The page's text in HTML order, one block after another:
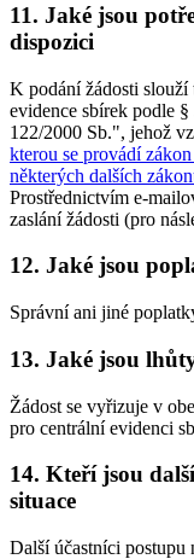
11. Jaké jsou
dispozici
K podání žádosti
evidence sbírek podle
122/2000 Sb.", jehož
kterou se provádí
některých dalších
Prostřednictvím e-
zaslání žádosti (pro
12. Jaké jsou
Správní ani jiné
13. Jaké jsou
Žádost se vyřizuje v
pro centrální evidenci
14. Kteří jsou
situace
Další účastníci postupu